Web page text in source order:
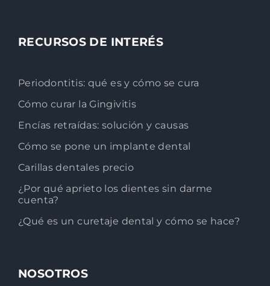
RECURSOS DE INTERÉS
Periodontitis: qué es y cómo se cura
Cómo curar la Gingivitis
Encías retraídas: solución y causas
Cómo se pone un implante dental
Carillas dentales precio
¿Por qué aprieto los dientes sin darme
cuenta?
¿Qué es un curetaje dental y cómo se hace?
NOSOTROS